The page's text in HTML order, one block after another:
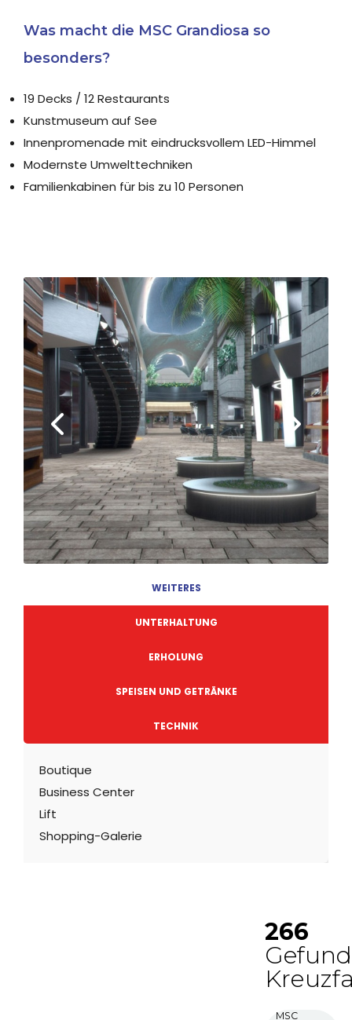
Was macht die MSC Grandiosa so
besonders?
19 Decks / 12 Restaurants
Kunstmuseum auf See
Innenpromenade mit eindrucksvollem LED-Himmel
Modernste Umwelttechniken
Familienkabinen für bis zu 10 Personen
WEITERES
UNTERHALTUNG
ERHOLUNG
SPEISEN UND GETRÄNKE
TECHNIK
Boutique
Business Center
Lift
Shopping-Galerie